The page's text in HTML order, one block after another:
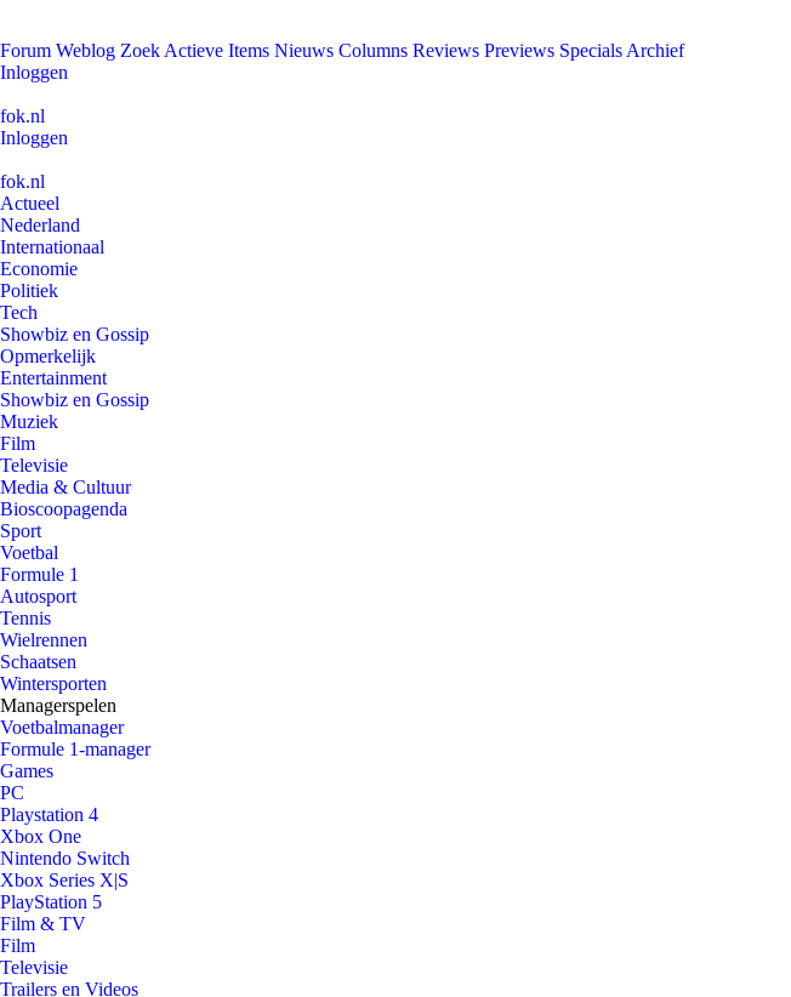
Forum Weblog Zoek Actieve Items Nieuws Columns Reviews Previews Specials Archief
Inloggen
fok.nl
Inloggen
fok.nl
Actueel
Nederland
Internationaal
Economie
Politiek
Tech
Showbiz en Gossip
Opmerkelijk
Entertainment
Showbiz en Gossip
Muziek
Film
Televisie
Media & Cultuur
Bioscoopagenda
Sport
Voetbal
Formule 1
Autosport
Tennis
Wielrennen
Schaatsen
Wintersporten
Managerspelen
Voetbalmanager
Formule 1-manager
Games
PC
Playstation 4
Xbox One
Nintendo Switch
Xbox Series X|S
PlayStation 5
Film & TV
Film
Televisie
Trailers en Videos